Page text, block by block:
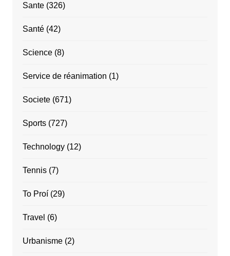
Sante(326)
Santé(42)
Science(8)
Service de réanimation (1)
Societe(671)
Sports(727)
Technology(12)
Tennis(7)
To Proí(29)
Travel (6)
Urbanisme(2)